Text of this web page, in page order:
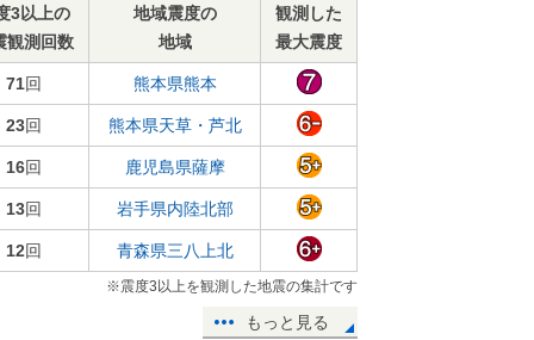
3以上の
観測回数
地域震度の
地域
観測した
最大震度
71回 熊本県熊本
23回 熊本県天草・芦北
16回 鹿児島県薩摩
13回 岩手県内陸北部
12回 青森県三八上北
※震度3以上を観測した地震の集計です
もっと見る